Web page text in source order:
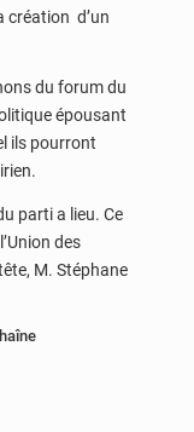
création d’un
du forum du
épousant
ils pourront
parti a lieu. Ce
des
M. Stéphane